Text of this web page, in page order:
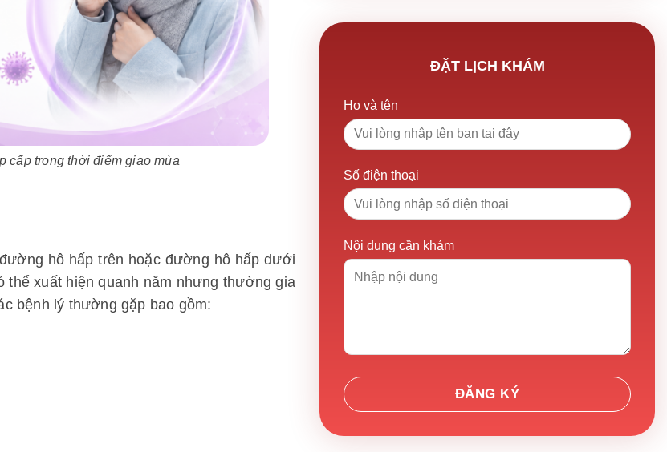
cấp trong thời điểm giao mùa
hô hấp trên hoặc đường hô hấp dưới
thể xuất hiện quanh năm nhưng thường gia
bệnh lý thường gặp bao gồm:
ĐẶT LỊCH KHÁM
Họ và tên
Số điện thoại
Nội dung cần khám